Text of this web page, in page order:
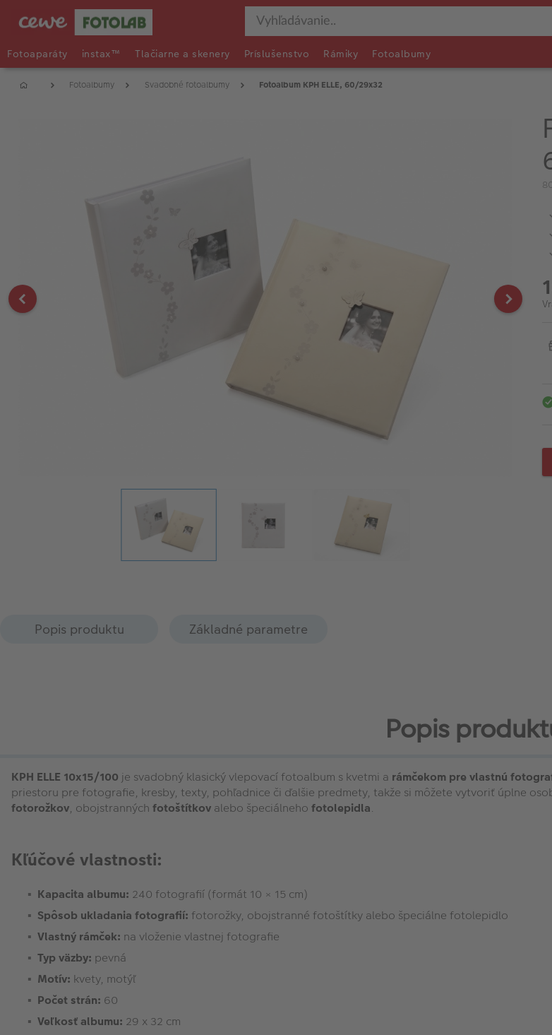
Fotoaparáty instax™ Tlačiarne a skenery Príslušenstvo Rámiky Fotoalbumy
Fotoalbumy Svadobné fotoalbumy Fotoalbum KPH ELLE, 60/29x32
Popis produktu Základné parametre
Popis
KPH ELLE 10x15/100 je svadobný klasický vlepovací fotoalbum s kvetmi a rámčekom pre vlastnú
priestoru pre fotografie, kresby, texty, pohľadnice či ďalšie predmety, takže si môžete vytvoriť úplne
fotorožkov, obojstranných fotoštítkov alebo špeciálneho fotolepidla.
Kľúčové vlastnosti:
Kapacita albumu: 240 fotografií (formát 10 × 15 cm)
Spôsob ukladania fotografií: fotorožky, obojstranné fotoštítky alebo špeciálne fotolepidlo
Vlastný rámček: na vloženie vlastnej fotografie
Typ väzby: pevná
Motív: kvety, motýľ
Počet strán: 60
Veľkosť albumu: 29 x 32 cm